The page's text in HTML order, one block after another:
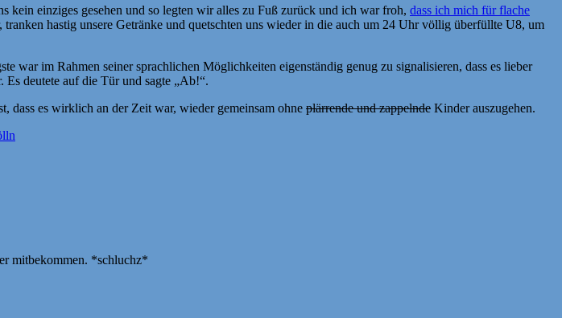
kein einziges gesehen und so legten wir alles zu Fuß zurück und ich war froh, dass ich mich für flache
hastig unsere Getränke und quetschten uns wieder in die auch um 24 Uhr völlig überfüllte U8, um
war im Rahmen seiner sprachlichen Möglichkeiten eigenständig genug zu signalisieren, dass es lieber
Es deutete auf die Tür und sagte „Ab!“.
dass es wirklich an der Zeit war, wieder gemeinsam ohne plärrende und zappelnde Kinder auszugehen.
mitbekommen. *schluchz*